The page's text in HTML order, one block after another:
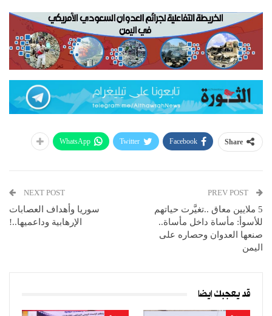
Share
Facebook
Twitter
WhatsApp
5 ملايين معاق ..تغيَّرت حياتهم
للأسوأ: مأساة داخل مأساة..
صنعها العدوان وحصاره على
اليمن
NEXT POST
سوريا وأهداف العصابات
الإرهابية وداعميها..!
قد يعجبك ايضا